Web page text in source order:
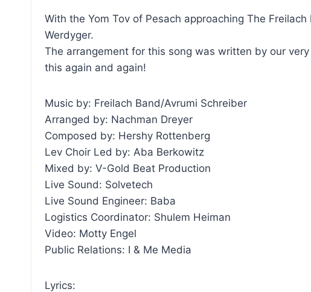
With the Yom Tov of Pesach approaching The
Werdyger.
The arrangement for this song was written by our
this again and again!
Music by: Freilach Band/Avrumi Schreiber
Arranged by: Nachman Dreyer
Composed by: Hershy Rottenberg
Lev Choir Led by: Aba Berkowitz
Mixed by: V-Gold Beat Production
Live Sound: Solvetech
Live Sound Engineer: Baba
Logistics Coordinator: Shulem Heiman
Video: Motty Engel
Public Relations: I & Me Media
Lyrics: